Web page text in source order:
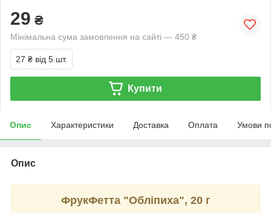
29 ₴
Мінімальна сума замовлення на сайті — 450 ₴
27 ₴ від 5 шт.
Купити
Опис Характеристики Доставка Оплата Умови
Опис
ФрукФетта "Обліпиха", 20 г